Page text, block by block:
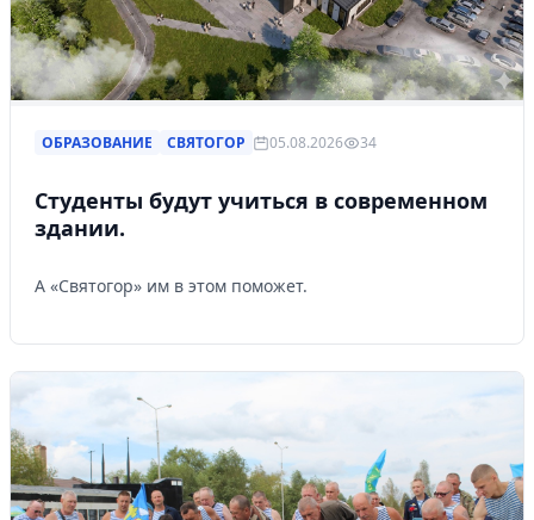
ОБРАЗОВАНИЕ СВЯТОГОР 05.08.2026 34
Студенты будут учиться в современном
здании.
А «Святогор» им в этом поможет.